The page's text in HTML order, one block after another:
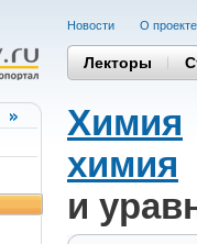
Новости О проекте
Лекторы
Химия
химия
и